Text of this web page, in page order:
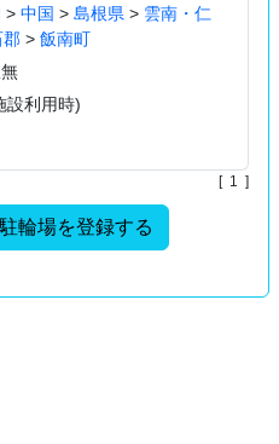
> 中国 > 島根県 > 雲南・仁
郡> 飯南町
設利用時)
[ 1 ]
輪場を登録する